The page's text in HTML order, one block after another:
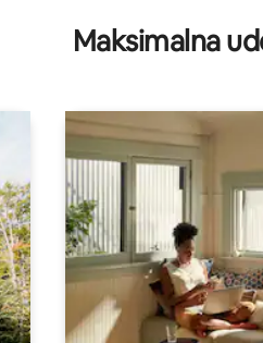
Maksimalna